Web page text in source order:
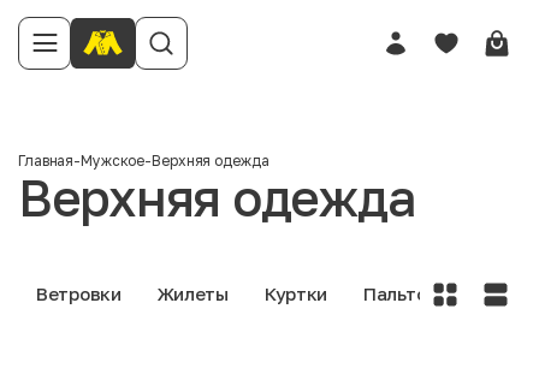
Главная-Мужское-Верхняя одежда
Верхняя одежда
Ветровки Жилеты Куртки Пальто